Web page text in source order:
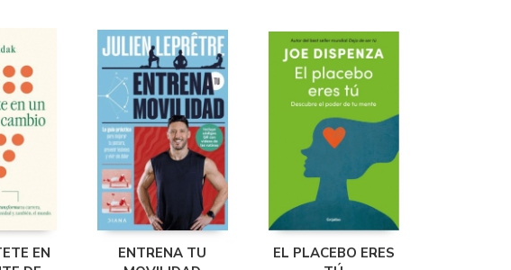
EN
ENTRENA TU
EL PLACEBO ERES